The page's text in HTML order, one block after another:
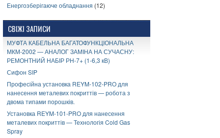
Енергозберігаюче обладнання (12)
СВІЖІ ЗАПИСИ
МУФТА КАБЕЛЬНА БАГАТОФУНКЦІОНАЛЬНА
МКМ-2002 — АНАЛОГ ЗАМІНА НА СУЧАСНУ:
РЕМОНТНИЙ НАБІР РН-7+ (1-6,3 кВ)
Сифон SIP
Професійна установка REYM-102-PRO для
нанесення металевих покриттів — робота з
двома типами порошків.
Установка REYM-101-PRO для нанесення
металевих покриттів — Технологія Cold Gas
Spray